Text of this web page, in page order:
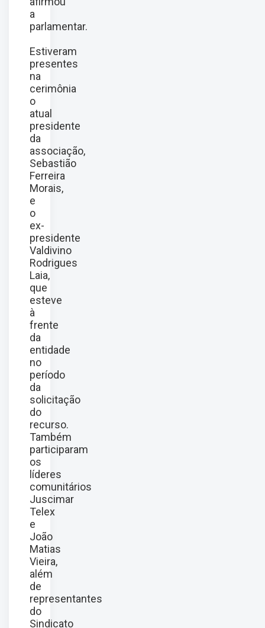
a
parlamentar.
Estiveram
presentes
na
cerimônia
o
atual
presidente
da
associação,
Sebastião
Ferreira
Morais,
e
o
ex-
presidente
Valdivino
Rodrigues
Laia,
que
esteve
à
frente
da
entidade
no
período
da
solicitação
do
recurso.
Também
participaram
os
líderes
comunitários
Juscimar
Telex
e
João
Matias
Vieira,
além
de
representantes
do
Sindicato